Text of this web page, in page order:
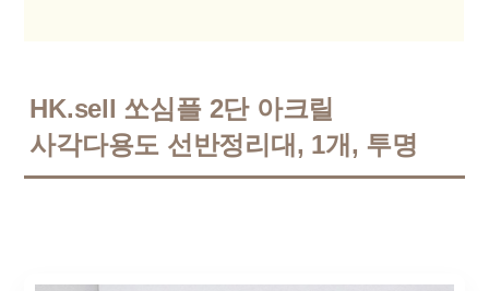
HK.sell 쏘심플 2단 아크릴
사각다용도 선반정리대, 1개, 투명